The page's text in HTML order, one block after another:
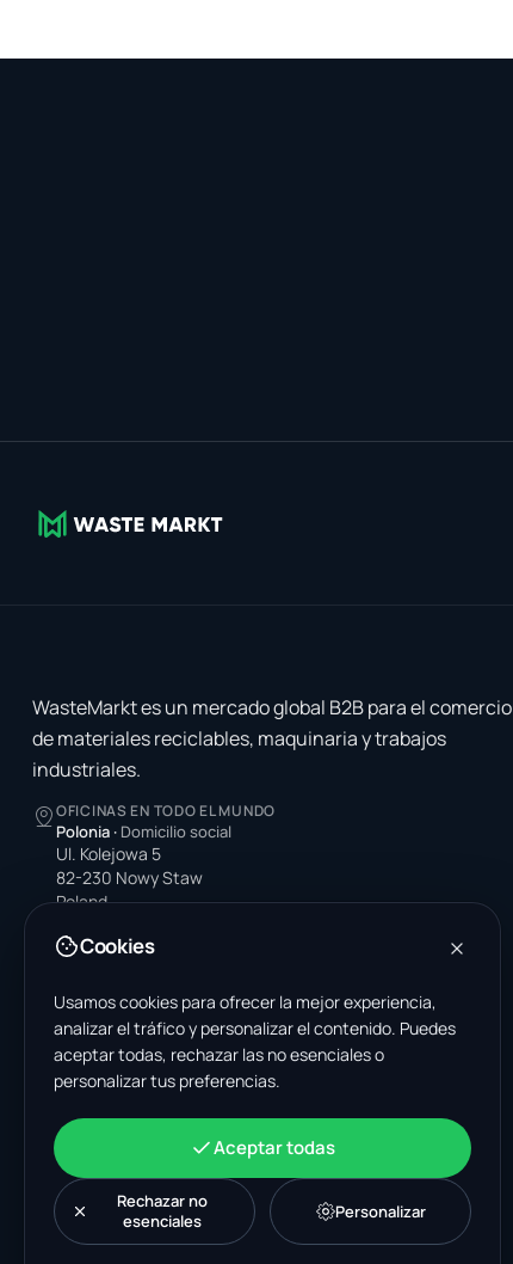
WasteMarkt es un mercado global B2B para el comercio
de materiales reciclables, maquinaria y trabajos
industriales.
OFICINAS EN TODO EL MUNDO
Polonia · Domicilio social
Ul. Kolejowa 5
82-230 Nowy Staw
Poland
Estados Unidos
Pinellas Park, FL 33781-3536
United States
India
A-199, Sector 63
Noida, Uttar Pradesh 201301
India
+48 606 662 650
support@wastemarkt.com
office@wastemarkt.com
Cookies
Usamos cookies para ofrecer la mejor experiencia,
analizar el tráfico y personalizar el contenido. Puedes
aceptar todas, rechazar las no esenciales o
personalizar tus preferencias.
Aceptar todas
Rechazar no
esenciales
Personalizar